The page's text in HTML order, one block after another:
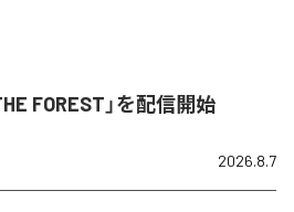
FOREST」を配信開始
2026.8.7